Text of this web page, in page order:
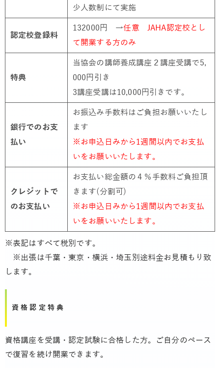
少人数制にて実施
認定校登録料
132000円 →任意 JAHA認定校とし
て開業する方のみ
特典
当協会の講師養成講座２講座受講で5,
000円引き
3講座受講は10,000円引きです。
銀行でのお支
払い
お振込み手数料はご負担お願いいたし
ます
※お申込日みから1週間以内でお支払
いをお願いいたします。
クレジットで
のお支払い
お支払い総金額の４％手数料ご負担頂
きます(分割可)
※お申込日みから1週間以内でお支払
いをお願いいたします。
※表記はすべて税別です。
※出張は千葉・東京・横浜・埼玉別途料金お見積もり致
します。
資格認定特典
資格講座を受講・認定試験に合格した方。ご自分のペース
で復習を続け開業できます。